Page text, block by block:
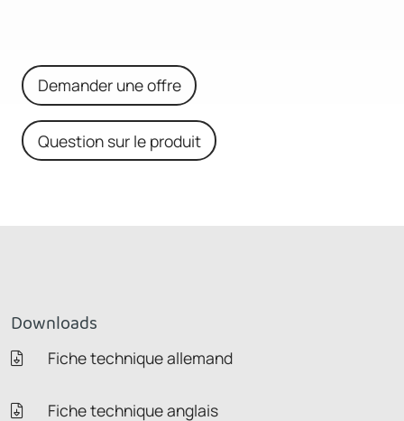
Demander une offre
Question sur le produit
Downloads
Fiche technique allemand
Fiche technique anglais